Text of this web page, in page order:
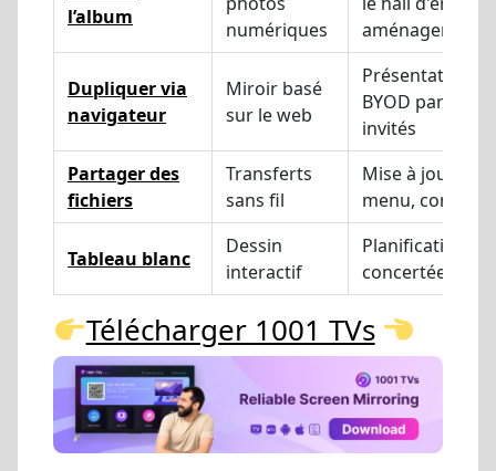
l’album
numériques
aménagements
Dupliquer via
navigateur
Miroir basé
sur le web
Présentations
BYOD par des
invités
Partager des
fichiers
Transferts
sans fil
Mise à jour du
menu, contenu
Tableau blanc
Dessin
interactif
Planification
concertée
Télécharger 1001 TVs